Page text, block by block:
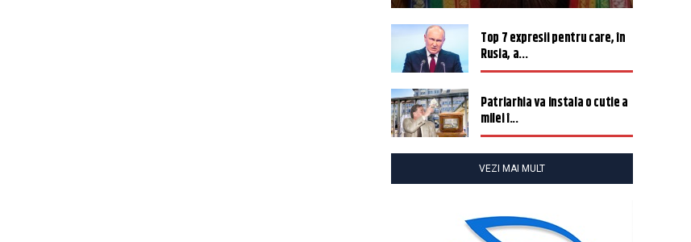
Top 7 expresii pentru care, în
Rusia, a...
Patriarhia va instala o cutie a
milei î...
VEZI MAI MULT